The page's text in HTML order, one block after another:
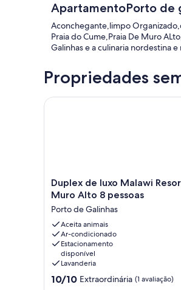
ApartamentoPorto de
Aconchegante,limpo
Praia do Cume,Praia De Muro
Galinhas e a culinaria nordestina e
Propriedades
Duplex
de
Malawi
Resort
-
Muro
Alto
8
pessoas
Duplex de luxo Malawi
Muro Alto 8 pessoas
Porto de Galinhas
Aceita animais
Ar-condicionado
Estacionamento
disponível
Lavanderia
10.0
10/10 Extraordinária (1 avaliação)
Duplex de luxo Malawi Resort